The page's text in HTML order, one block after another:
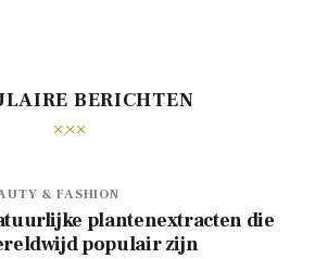
BERICHTEN
& FASHION
plantenextracten die
populair zijn